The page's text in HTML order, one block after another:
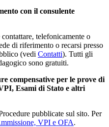
con il consulente
telefonicamente o
di riferimento o recarsi presso
(vedi Contatti). Tutti gli
sono gratuiti.
compensative per le prove di
Esami di Stato e altri
pubblicate sul sito. Per
VPI e OFA.